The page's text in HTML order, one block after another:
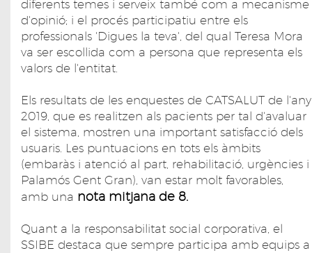
diferents temes i serveix també com a mecanisme
d'opinió; i el procés participatiu entre els
professionals 'Digues la teva', del qual Teresa Mora
va ser escollida com a persona que representa els
valors de l'entitat.
Els resultats de les enquestes de CATSALUT de l'any
2019, que es realitzen als pacients per tal d'avaluar
el sistema, mostren una important satisfacció dels
usuaris. Les puntuacions en tots els àmbits
(embaràs i atenció al part, rehabilitació, urgències i
Palamós Gent Gran), van estar molt favorables,
amb una nota mitjana de 8.
Quant a la responsabilitat social corporativa, el
SSIBE destaca que sempre participa amb equips a